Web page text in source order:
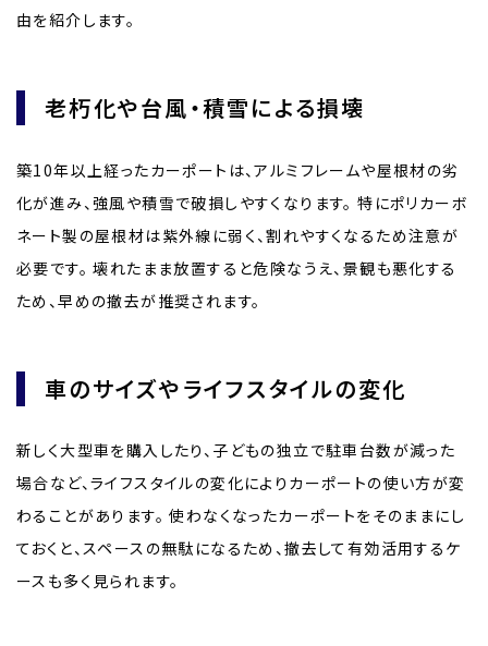
由を紹介します。
老朽化や台風・積雪による損壊
築10年以上経ったカーポートは、アルミフレームや屋根材の劣
化が進み、強風や積雪で破損しやすくなります。 特にポリカーボ
ネート製の屋根材は紫外線に弱く、割れやすくなるため注意が
必要です。 壊れたまま放置すると危険なうえ、景観も悪化する
ため、早めの撤去が推奨されます。
車のサイズやライフスタイルの変化
新しく大型車を購入したり、子どもの独立で駐車台数が減った
場合など、ライフスタイルの変化によりカーポートの使い方が変
わることがあります。 使わなくなったカーポートをそのままにし
ておくと、スペースの無駄になるため、撤去して有効活用するケ
ースも多く見られます。